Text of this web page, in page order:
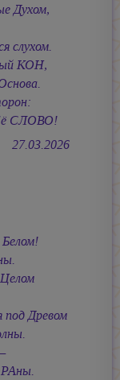
Духом,
слухом.
КОН,
СЛОВО!
27.03.2026
Древом